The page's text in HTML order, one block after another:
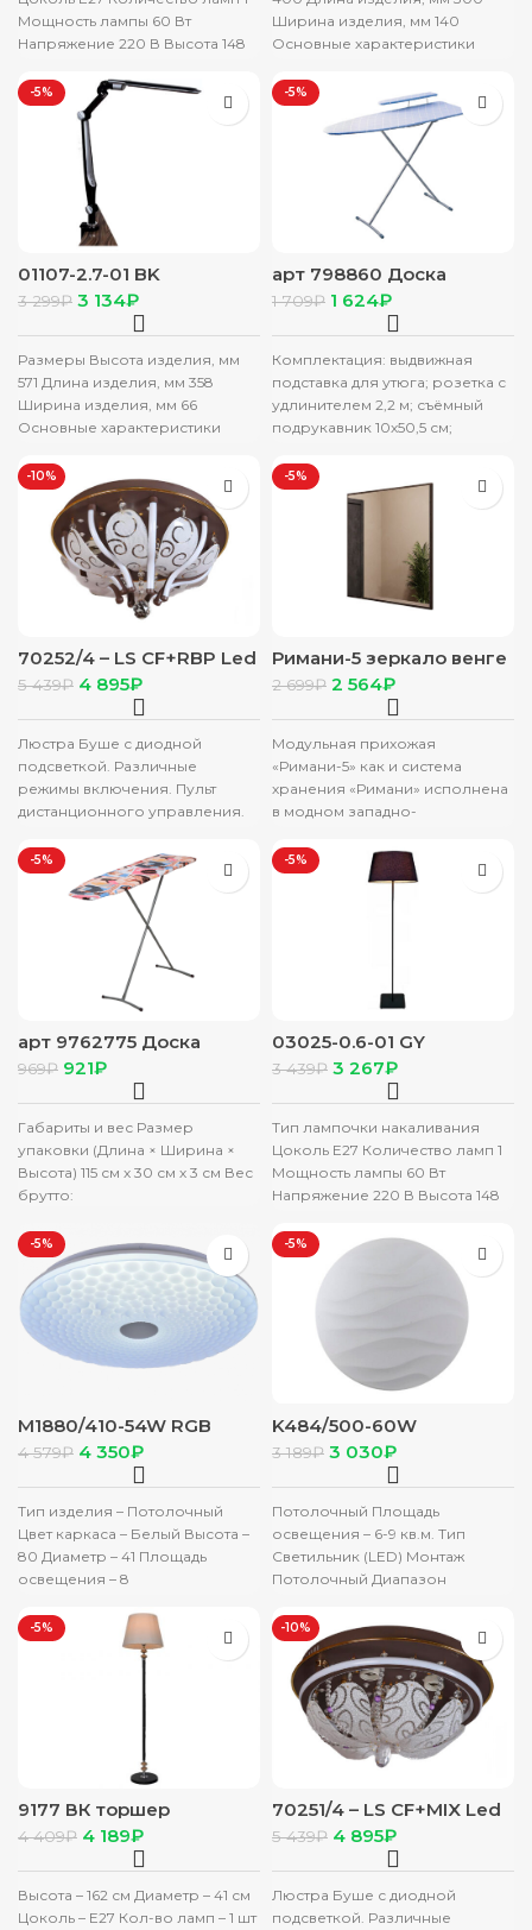
Мощность лампы 60 Вт
Напряжение 220 В Высота 148
Ширина изделия, мм 140
Основные характеристики
Материал основания металл/
пластик
-5%
01107-2.7-01 BK
светильник настольный
3 299₽ 3 134₽
Размеры Высота изделия, мм
571 Длина изделия, мм 358
Ширина изделия, мм 66
Основные характеристики
Материал основания пластик
-5%
арт 798860 Доска
гладильная Nika «Лина
4», 112×34,5 см,
1 709₽ 1 624₽
Комплектация: выдвижная
подставка для утюга; розетка с
удлинителем 2,2 м; съёмный
подрукавник 10х50,5 см;
-10%
70252/4 – LS CF+RBP Led
люстра
5 439₽ 4 895₽
Люстра Буше с диодной
подсветкой. Различные
режимы включения. Пульт
дистанционного управления.
элементы стекло и пластик.
Длина: 43
-5%
Римани-5 зеркало венге
2 699₽ 2 564₽
Модульная прихожая
«Римани-5» как и система
хранения «Римани» исполнена
в модном западно-
Подчеркнуто увеличенный
зазор между фасадами ящиков
-5%
арт 9762775 Доска
гладильная «Girls»,
106×29 см,
969₽ 921₽
Габариты и вес Размер
упаковки (Длина × Ширина ×
Высота) 115 см х 30 см х 3 см Вес
брутто:
-5%
03025-0.6-01 GY
светильник напольный
3 439₽ 3 267₽
Тип лампочки накаливания
Цоколь Е27 Количество ламп 1
Мощность лампы 60 Вт
Напряжение 220 В Высота 148
-5%
M1880/410-54W RGB
4 579₽ 4 350₽
Тип изделия – Потолочный
Цвет каркаса – Белый Высота –
80 Диаметр – 41 Площадь
освещения – 8
-5%
K484/500-60W
3 189₽ 3 030₽
Потолочный Площадь
освещения – 6-9 кв.м. Тип
Светильник (LED) Монтаж
Потолочный Диапазон
240В Номинальное
напряжение 220В Мощность
60Вт
-5%
9177 ВК торшер
4 409₽ 4 189₽
Высота – 162 см Диаметр – 41 см
Цоколь – Е27 Кол-во ламп – 1 шт
-10%
70251/4 – LS CF+MIX Led
люстра
5 439₽ 4 895₽
Люстра Буше с диодной
подсветкой. Различные